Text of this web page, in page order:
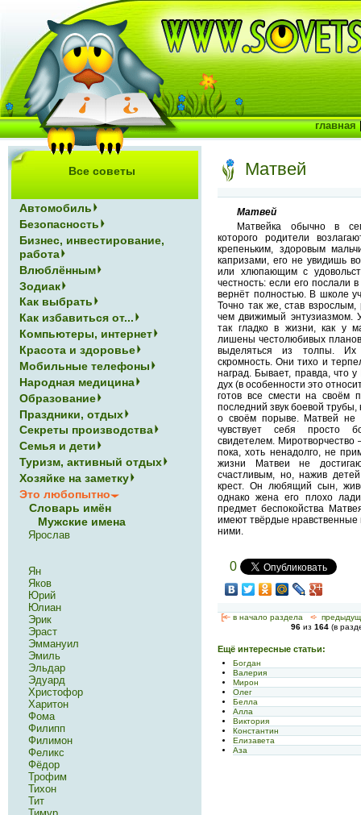
Матвей
Матвей
Матвейка обычно в
которого родители
крепеньким, здоровым
капризами, его не увидишь
или хлюпающим с
честность: если его послали
вернёт полностью. В школе
Точно так же, став взрослым,
чем движимый энтузиазмом.
так гладко в жизни, как у
лишены честолюбивых
выделяться из толпы.
скромность. Они тихо и
наград. Бывает, правда, что
дух (в особенности это
готов все смести на своём
последний звук боевой
о своём порыве. Матвей не
чувствует себя просто
свидетелем. Миротворчество
пока, хоть ненадолго, не
жизни Матвеи не
счастливым, но, нажив
крест. Он любящий сын,
однако жена его плохо
предмет беспокойства
имеют твёрдые нравственные
ними.
0
[<— в начало раздела <-
96 из 164 (в
Ещё интересные статьи:
Богдан
Валерия
Мирон
Олег
Белла
Алла
Виктория
Константин
Елизавета
Аза
Все советы
Автомобиль
Безопасность
Бизнес, инвестирование,
работа
Влюблённым
Зодиак
Как выбрать
Как избавиться от...
Компьютеры, интернет
Красота и здоровье
Мобильные телефоны
Народная медицина
Образование
Праздники, отдых
Секреты производства
Семья и дети
Туризм, активный отдых
Хозяйке на заметку
Это любопытно
Словарь имён
Мужские имена
Ярослав
Ян
Яков
Юрий
Юлиан
Эрик
Эраст
Эммануил
Эмиль
Эльдар
Эдуард
Христофор
Харитон
Фома
Филипп
Филимон
Феликс
Фёдор
Трофим
Тихон
Тит
главная